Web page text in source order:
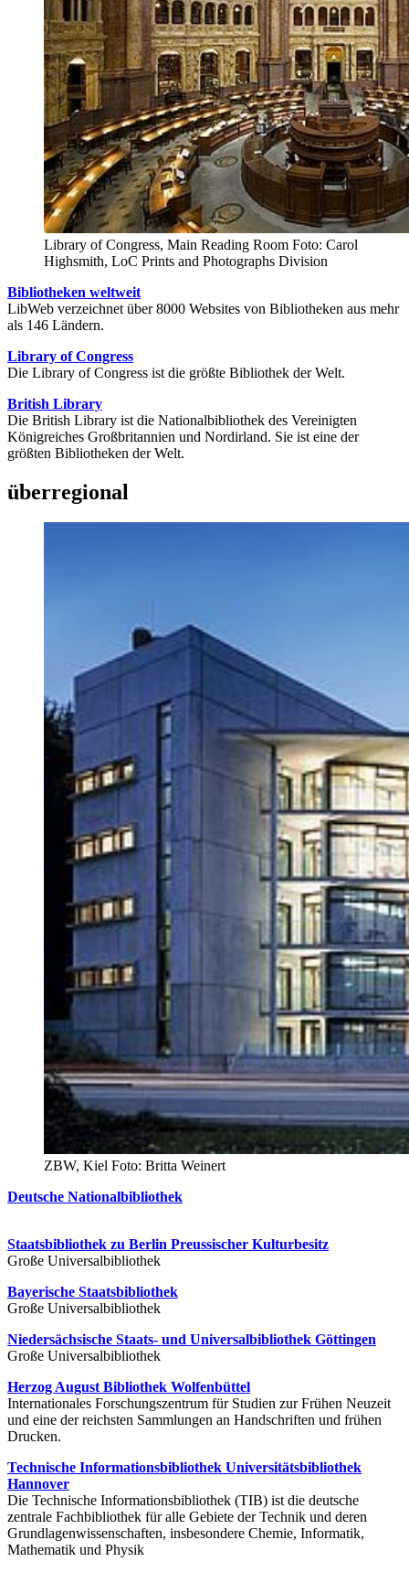
Library of Congress, Main Reading Room Foto: Carol
Highsmith, LoC Prints and Photographs Division
Bibliotheken weltweit
LibWeb verzeichnet über 8000 Websites von Bibliotheken aus mehr
als 146 Ländern.
Library of Congress
Die Library of Congress ist die größte Bibliothek der Welt.
British Library
Die British Library ist die Nationalbibliothek des Vereinigten
Königreiches Großbritannien und Nordirland. Sie ist eine der
größten Bibliotheken der Welt.
überregional
ZBW, Kiel Foto: Britta Weinert
Deutsche Nationalbibliothek
Staatsbibliothek zu Berlin Preussischer Kulturbesitz
Große Universalbibliothek
Bayerische Staatsbibliothek
Große Universalbibliothek
Niedersächsische Staats- und Universalbibliothek Göttingen
Große Universalbibliothek
Herzog August Bibliothek Wolfenbüttel
Internationales Forschungszentrum für Studien zur Frühen Neuzeit
und eine der reichsten Sammlungen an Handschriften und frühen
Drucken.
Technische Informationsbibliothek Universitätsbibliothek
Hannover
Die Technische Informationsbibliothek (TIB) ist die deutsche
zentrale Fachbibliothek für alle Gebiete der Technik und deren
Grundlagenwissenschaften, insbesondere Chemie, Informatik,
Mathematik und Physik